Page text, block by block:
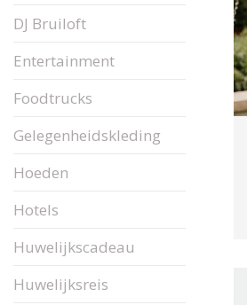
DJ Bruiloft
Entertainment
Foodtrucks
Gelegenheidskleding
Hoeden
Hotels
Huwelijkscadeau
Huwelijksreis